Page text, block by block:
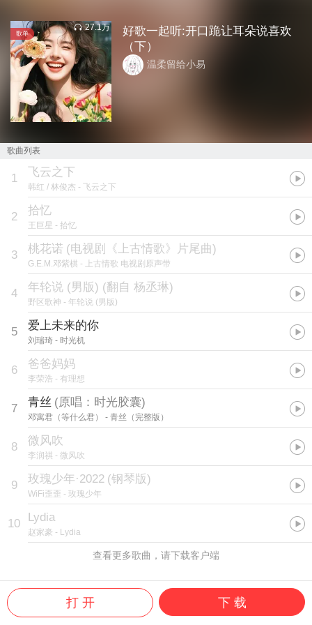
歌单
27.1万
好歌一起听:开口跪让耳朵说喜欢
（下）
温柔留给小易
歌曲列表
1 飞云之下
韩红 / 林俊杰 - 飞云之下
2 拾忆
王巨星 - 拾忆
3 桃花诺 (电视剧《上古情歌》片尾曲)
G.E.M.邓紫棋 - 上古情歌 电视剧原声带
4 年轮说 (男版) (翻自 杨丞琳)
野区歌神 - 年轮说 (男版)
5 爱上未来的你
刘瑞琦 - 时光机
6 爸爸妈妈
李荣浩 - 有理想
7 青丝 (原唱：时光胶囊)
邓寓君（等什么君） - 青丝（完整版）
8 微风吹
李润祺 - 微风吹
9 玫瑰少年·2022 (钢琴版)
WiFi歪歪 - 玫瑰少年
10 Lydia
赵家豪 - Lydia
查看更多歌曲，请下载客户端
打 开 下 载